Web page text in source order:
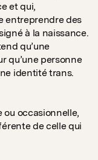
et qui,
entreprendre des
à la naissance.
qu’une
qu’une personne
identité trans.
ou occasionnelle,
de celle qui